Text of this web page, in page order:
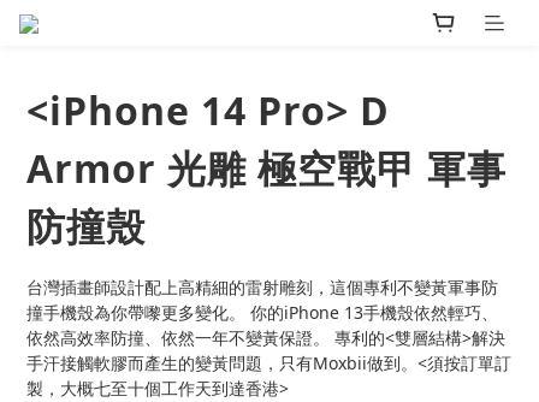
<iPhone 14 Pro> D
Armor 光雕 極空戰甲 軍事
防撞殼
台灣插畫師設計配上高精細的雷射雕刻，這個專利不變黃軍事防
撞手機殼為你帶嚟更多變化。 你的iPhone 13手機殼依然輕巧、
依然高效率防撞、依然一年不變黃保證。 專利的<雙層結構>解決
手汗接觸軟膠而產生的變黃問題，只有Moxbii做到。<須按訂單訂
製，大概七至十個工作天到達香港>